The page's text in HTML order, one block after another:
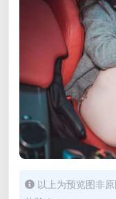
以上为预览图非